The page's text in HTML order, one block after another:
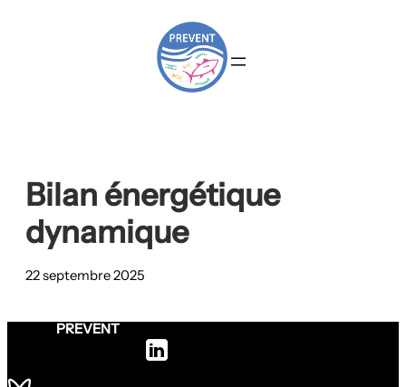
Bilan énergétique
dynamique
22 septembre 2025
PREVENT